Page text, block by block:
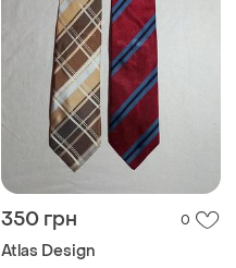
350 грн 0
Atlas Design